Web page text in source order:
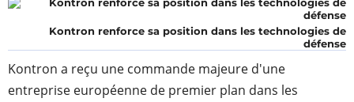
Kontron renforce sa position dans les technologies de
défense
Kontron a reçu une commande majeure d'une
entreprise européenne de premier plan dans les